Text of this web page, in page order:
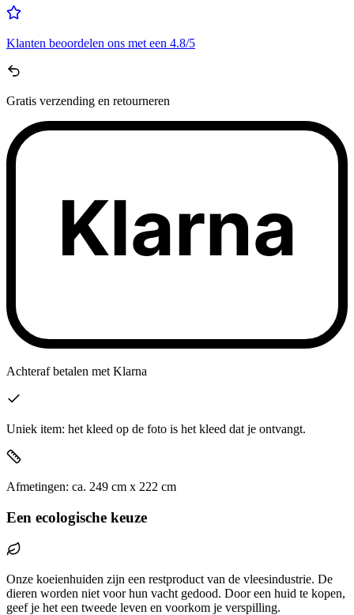
Klanten beoordelen ons met een 4.8/5
Gratis verzending en retourneren
Klarna
Achteraf betalen met Klarna
Uniek item: het kleed op de foto is het kleed dat je ontvangt.
Afmetingen: ca. 249 cm x 222 cm
Een ecologische keuze
Onze koeienhuiden zijn een restproduct van de vleesindustrie. De
dieren worden niet voor hun vacht gedood. Door een huid te kopen,
geef je het een tweede leven en voorkom je verspilling.